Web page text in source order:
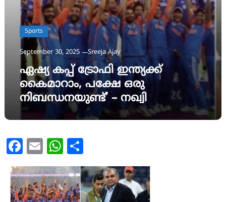
Sports
September 30, 2025 Sreeja Ajay
ഏഷ്യ കപ്പ് ട്രോഫി ഇന്ത്യക്ക്
കൈമാറാം, പക്ഷേ ഒരു
നിബന്ധനയുണ്ട്’ – നഖ്വി
Facebook
Email WhatsApp